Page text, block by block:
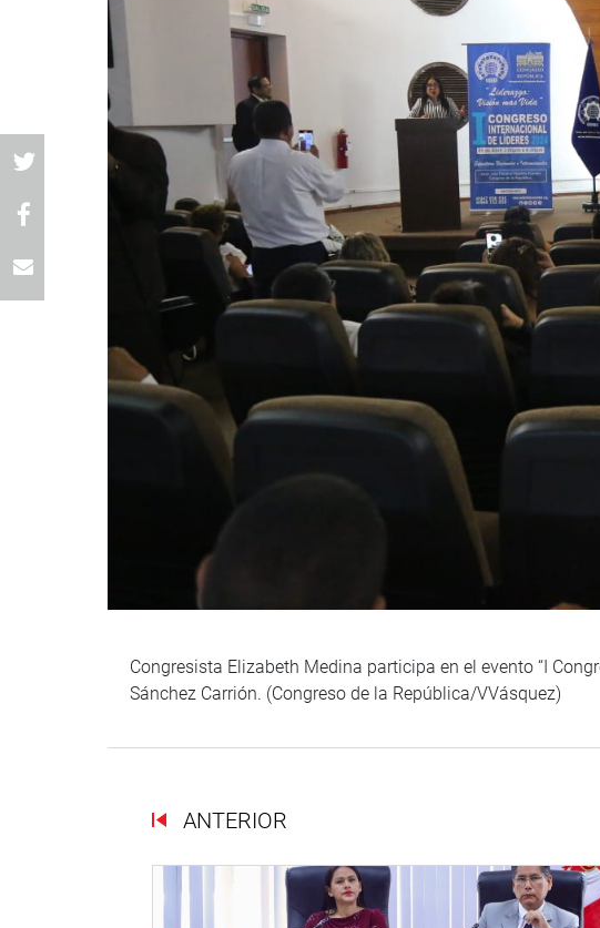
Congresista Elizabeth Medina participa en el evento “I
Sánchez Carrión. (Congreso de la República/VVásquez)
ANTERIOR